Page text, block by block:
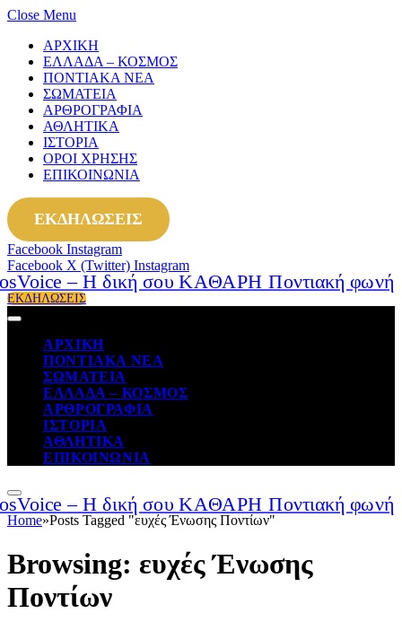
Close Menu
ΑΡΧΙΚΗ
ΕΛΛΑΔΑ – ΚΟΣΜΟΣ
ΠΟΝΤΙΑΚΑ ΝΕΑ
ΣΩΜΑΤΕΙΑ
ΑΡΘΡΟΓΡΑΦΙΑ
ΑΘΛΗΤΙΚΑ
ΙΣΤΟΡΙΑ
ΟΡΟΙ ΧΡΗΣΗΣ
ΕΠΙΚΟΙΝΩΝΙΑ
ΕΚΔΗΛΩΣΕΙΣ
Facebook Instagram
Facebook X (Twitter) Instagram
ΕΚΔΗΛΩΣΕΙΣ
ΑΡΧΙΚΗ
ΠΟΝΤΙΑΚΑ ΝΕΑ
ΣΩΜΑΤΕΙΑ
ΕΛΛΑΔΑ – ΚΟΣΜΟΣ
ΑΡΘΡΟΓΡΑΦΙΑ
ΙΣΤΟΡΙΑ
ΑΘΛΗΤΙΚΑ
ΕΠΙΚΟΙΝΩΝΙΑ
Home»Posts Tagged "ευχές Ένωσης Ποντίων"
Browsing: ευχές Ένωσης
Ποντίων